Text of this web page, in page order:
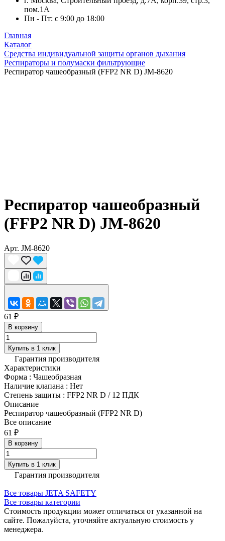
пом.1А
Пн - Пт: с 9:00 до 18:00
Главная
Каталог
Средства индивидуальной защиты органов дыхания
Респираторы и полумаски фильтрующие
Респиратор чашеобразный (FFP2 NR D) JM-8620
Респиратор чашеобразный
(FFP2 NR D) JM-8620
Арт. JM-8620
61 ₽
В корзину
Купить в 1 клик
Гарантия производителя
Характеристики
Форма : Чашеобразная
Наличие клапана : Нет
Степень защиты : FFP2 NR D / 12 ПДК
Описание
Респиратор чашеобразный (FFP2 NR D)
Все описание
61 ₽
В корзину
Купить в 1 клик
Гарантия производителя
Все товары JETA SAFETY
Все товары категории
Стоимость продукции может отличаться от указанной на
сайте. Пожалуйста, уточняйте актуальную стоимость у
менеджера.